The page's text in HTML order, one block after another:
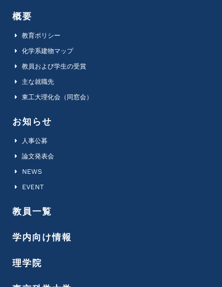
概要
教育ポリシー
化学系建物マップ
教員および学生の受賞
主な就職先
東工大理化会（同窓会）
お知らせ
人事公募
論文発表会
NEWS
EVENT
教員一覧
学内向け情報
理学院